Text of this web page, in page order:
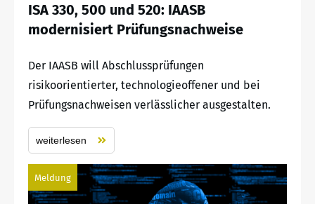
ISA 330, 500 und 520: IAASB
modernisiert Prüfungsnachweise
Der IAASB will Abschlussprüfungen
risikoorientierter, technologieoffener und bei
Prüfungsnachweisen verlässlicher ausgestalten.
weiterlesen
Meldung